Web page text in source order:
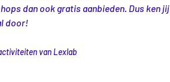
dan ook gratis aanbieden. Dus ken jij
door!
van Lexlab